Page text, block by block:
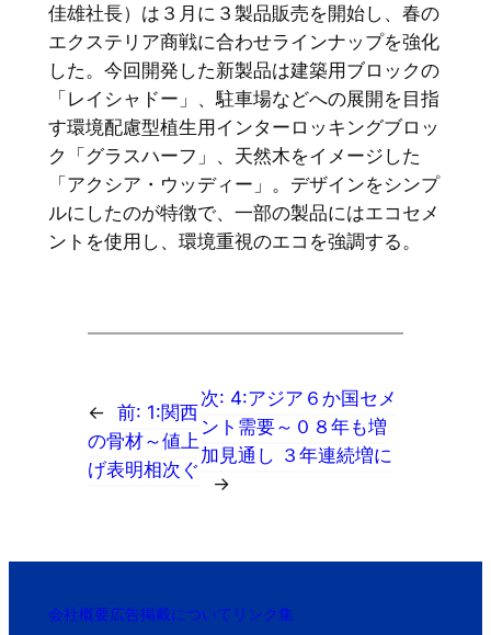
佳雄社長）は３月に３製品販売を開始し、春の
エクステリア商戦に合わせラインナップを強化
した。今回開発した新製品は建築用ブロックの
「レイシャドー」、駐車場などへの展開を目指
す環境配慮型植生用インターロッキングブロッ
ク「グラスハーフ」、天然木をイメージした
「アクシア・ウッディー」。デザインをシンプ
ルにしたのが特徴で、一部の製品にはエコセメ
ントを使用し、環境重視のエコを強調する。
← 前: 1:関西
の骨材～値上
げ表明相次ぐ
次: 4:アジア６か国セメ
ント需要～０８年も増
加見通し ３年連続増に
→
会社概要広告掲載について リンク集